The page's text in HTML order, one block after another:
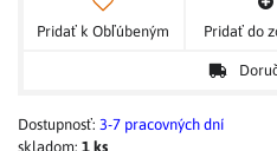
Pridať k Obľúbeným Pridať do
Dostupnosť: 3-7 pracovných dní
skladom: 1 ks